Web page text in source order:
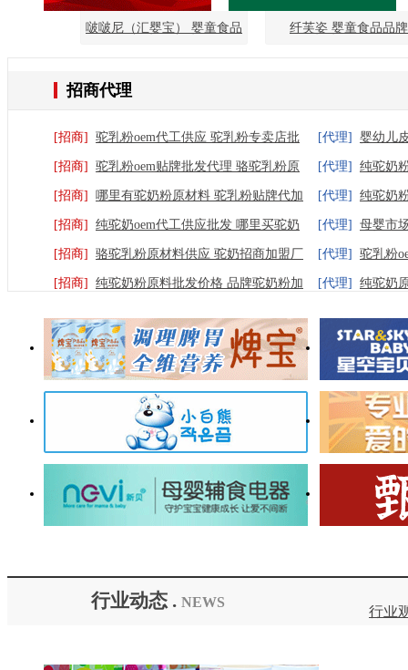
啵啵尼（汇婴宝） 婴童食品 纤芙姿 婴童食品品牌
招商代理
[招商] 驼乳粉oem代工供应 驼乳粉专卖店批
发
[招商] 驼乳粉oem贴牌批发代理 骆驼乳粉原
料价格
[招商] 哪里有驼奶粉原材料 驼乳粉贴牌代加
工供应
[招商] 纯驼奶oem代工供应批发 哪里买驼奶
原料
[招商] 骆驼乳粉原材料供应 驼奶招商加盟厂
家
[招商] 纯驼奶粉原料批发价格 品牌驼奶粉加
[代理] 婴幼儿
专注安全温和
[代理] 纯驼奶
[代理] 纯驼奶
厂家招商
[代理] 母婴市
足更多宝宝和
[代理] 驼乳粉
商
[代理] 纯驼奶
行业动态 . NEWS
行业